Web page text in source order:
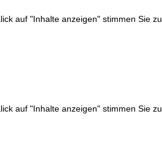
auf "Inhalte anzeigen" stimmen Sie
auf "Inhalte anzeigen" stimmen Sie